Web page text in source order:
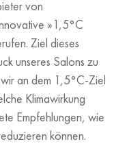
von
»1,5°C
Ziel dieses
unseres Salons zu
an dem 1,5°C-Ziel
Klimawirkung
Empfehlungen, wie
können.